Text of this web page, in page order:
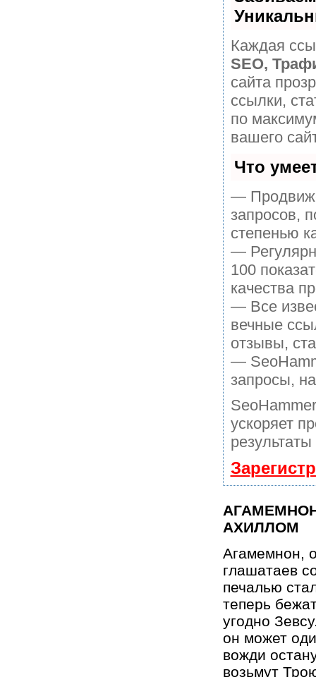
Каждая
SEO,
сайта
ссылки,
по
вашего
Что
—
запросов,
степенью
—
100
качества
— Все
вечные
отзывы,
—
запросы,
ускоряет
АХИЛЛОМ
Агамемнон,
глашатаев
печалью
теперь
угодно
он может
вожди
возьмут